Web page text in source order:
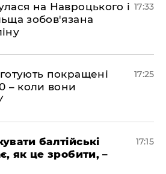
на Навроцького і
зобов'язана
17:33
покращені
– коли вони
17:25
балтійські
як це зробити, –
17:15